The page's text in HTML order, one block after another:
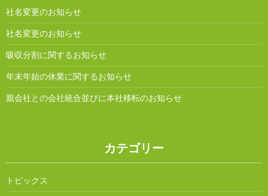
社名変更のお知らせ
社名変更のお知らせ
吸収分割に関するお知らせ
年末年始の休業に関するお知らせ
親会社との会社統合並びに本社移転のお知らせ
カテゴリー
トピックス